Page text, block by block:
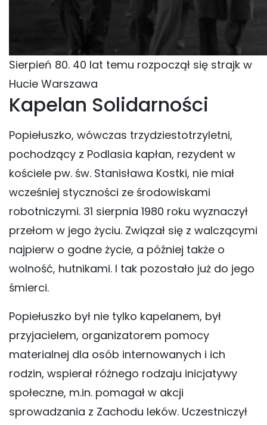
Sierpień 80. 40 lat temu rozpoczął się strajk w
Hucie Warszawa
Kapelan Solidarności
Popiełuszko, wówczas trzydziestotrzyletni,
pochodzący z Podlasia kapłan, rezydent w
kościele pw. św. Stanisława Kostki, nie miał
wcześniej styczności ze środowiskami
robotniczymi. 31 sierpnia 1980 roku wyznaczył
przełom w jego życiu. Związał się z walczącymi
najpierw o godne życie, a później także o
wolność, hutnikami. I tak pozostało już do jego
śmierci.
Popiełuszko był nie tylko kapelanem, był
przyjacielem, organizatorem pomocy
materialnej dla osób internowanych i ich
rodzin, wspierał różnego rodzaju inicjatywy
społeczne, m.in. pomagał w akcji
sprowadzania z Zachodu leków. Uczestniczył